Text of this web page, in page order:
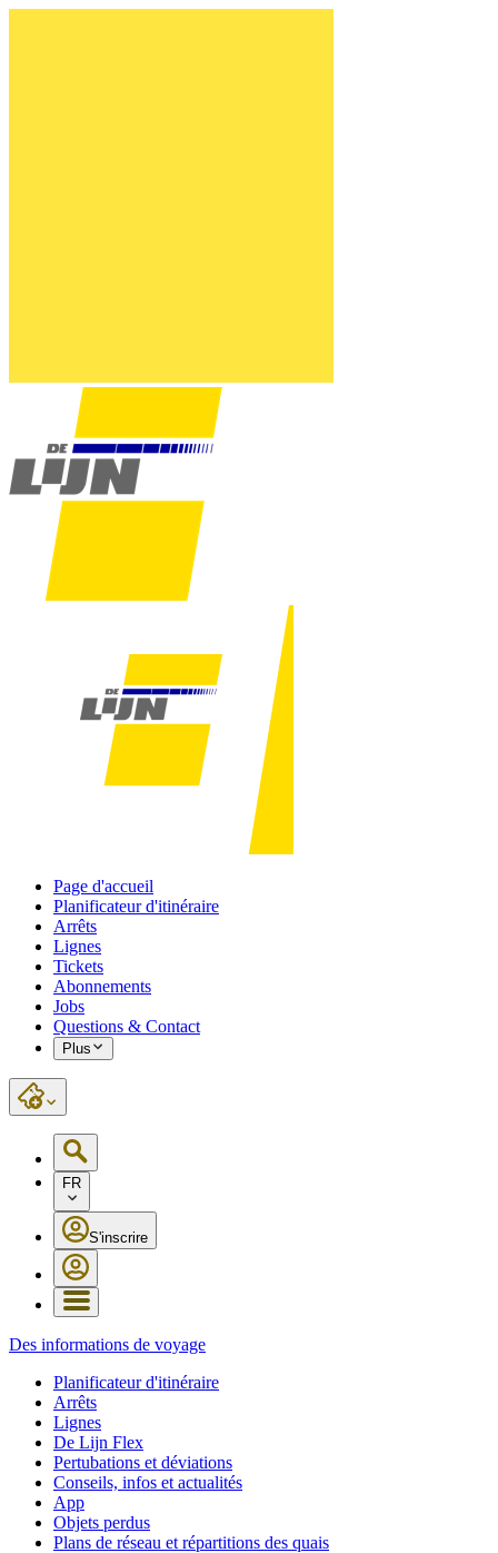
Page d'accueil
Planificateur d'itinéraire
Arrêts
Lignes
Tickets
Abonnements
Jobs
Questions & Contact
Plus
FR
S'inscrire
Des informations de voyage
Planificateur d'itinéraire
Arrêts
Lignes
De Lijn Flex
Pertubations et déviations
Conseils, infos et actualités
App
Objets perdus
Plans de réseau et répartitions des quais